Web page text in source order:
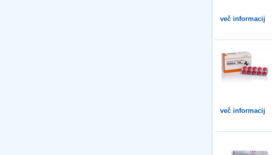
več informacij
več informacij